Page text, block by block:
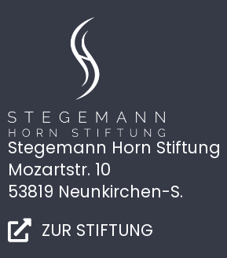
Stegemann Horn Stiftung
Mozartstr. 10
53819 Neunkirchen-S.
ZUR STIFTUNG